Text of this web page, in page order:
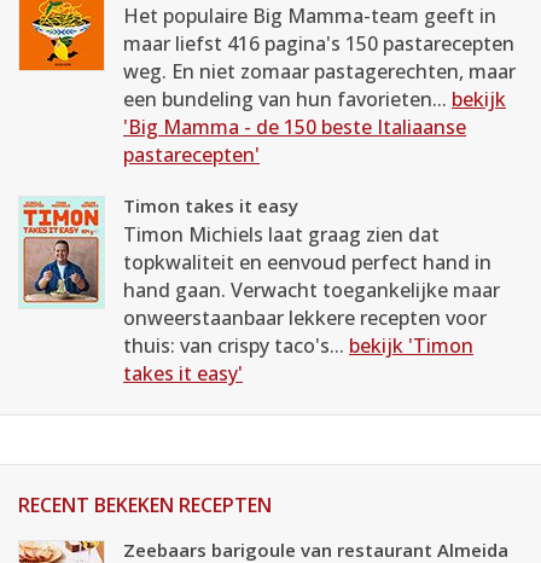
Het populaire Big Mamma-team geeft in
maar liefst 416 pagina's 150 pastarecepten
weg. En niet zomaar pastagerechten, maar
een bundeling van hun favorieten... bekijk
'Big Mamma - de 150 beste Italiaanse
pastarecepten'
Timon takes it easy
Timon Michiels laat graag zien dat
topkwaliteit en eenvoud perfect hand in
hand gaan. Verwacht toegankelijke maar
onweerstaanbaar lekkere recepten voor
thuis: van crispy taco's... bekijk 'Timon
takes it easy'
RECENT BEKEKEN RECEPTEN
Zeebaars barigoule van restaurant Almeida